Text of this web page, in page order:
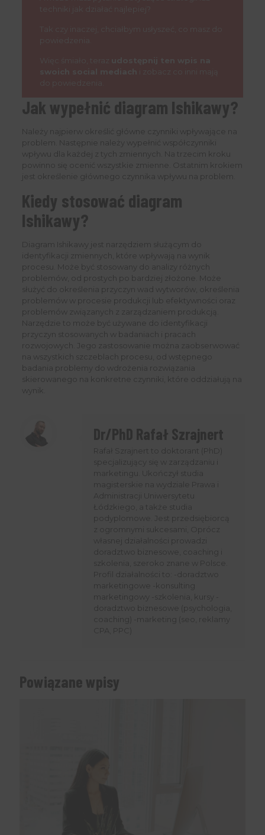
Jak wypełnić diagram Ishikawy?
Należy najpierw określić główne czynniki wpływające na
problem. Następnie należy wypełnić współczynniki
wpływu dla każdej z tych zmiennych. Na trzecim kroku
powinno się ocenić wszystkie zmienne. Ostatnim krokiem
jest określenie głównego czynnika wpływu na problem.
Kiedy stosować diagram
Ishikawy?
Diagram Ishikawy jest narzędziem służącym do
identyfikacji zmiennych, które wpływają na wynik
procesu. Może być stosowany do analizy różnych
problemów, od prostych po bardziej złożone. Może
służyć do określenia przyczyn wad wytworów, określenia
problemów w procesie produkcji lub efektywności oraz
problemów związanych z zarządzaniem produkcją.
Narzędzie to może być używane do identyfikacji
przyczyn stosowanych w badaniach i pracach
rozwojowych. Jego zastosowanie można zaobserwować
na wszystkich szczeblach procesu, od wstępnego
badania problemy do wdrożenia rozwiązania
skierowanego na konkretne czynniki, które oddziałują na
wynik.
Dr/PhD Rafał Szrajnert
Rafał Szrajnert to doktorant (PhD)
specjalizujący się w zarządzaniu i
marketingu. Ukończył studia
magisterskie na wydziale Prawa i
Administracji Uniwersytetu
Łódzkiego, a także studia
podyplomowe. Jest przedsiębiorcą
z ogromnymi sukcesami, Oprócz
własnej działalności prowadzi
doradztwo biznesowe, coaching i
szkolenia, szeroko znane w Polsce.
Profil działalności to: -doradztwo
marketingowe -konsulting
marketingowy -szkolenia, kursy -
doradztwo biznesowe (psychologia,
coaching) -marketing (seo, reklamy
CPA, PPC)
Powiązane wpisy